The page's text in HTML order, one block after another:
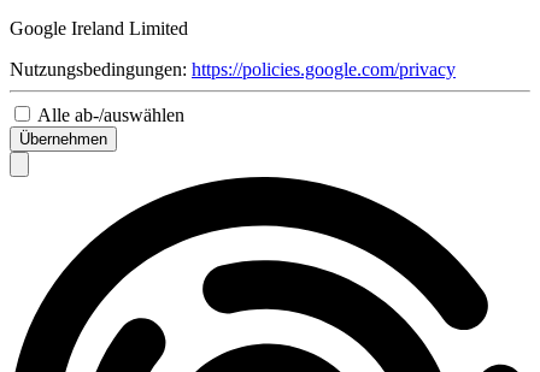
Google Ireland Limited
Nutzungsbedingungen: https://policies.google.com/privacy
Alle ab-/auswählen
Übernehmen